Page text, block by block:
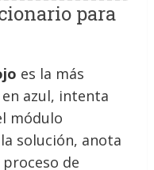
para
es la más
azul, intenta
módulo
solución, anota
de